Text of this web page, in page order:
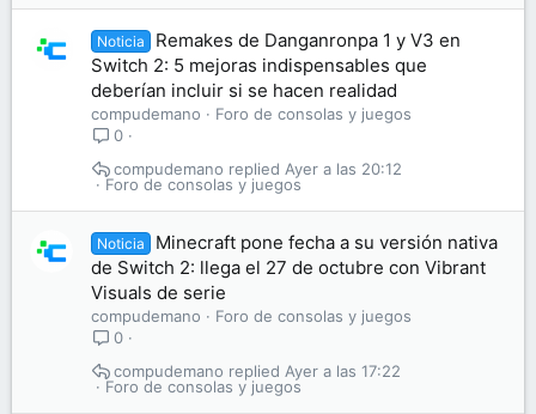
Noticia
Remakes de Danganronpa 1 y V3 en
Switch 2: 5 mejoras indispensables que
deberían incluir si se hacen realidad
compudemano
Foro de consolas y juegos
0
Foro de consolas y juegos
Ayer a las 20:12
compudemano
Noticia
Minecraft pone fecha a su versión nativa
de Switch 2: llega el 27 de octubre con Vibrant
Visuals de serie
compudemano
Foro de consolas y juegos
0
Foro de consolas y juegos
Ayer a las 17:22
compudemano